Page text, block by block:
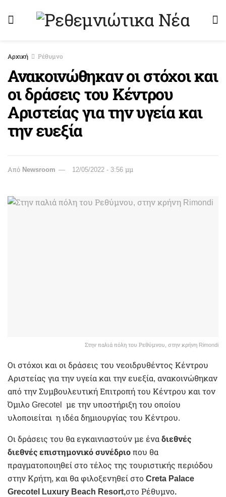
Αρχική Ρέθυμνο
Ανακοινώθηκαν οι στόχοι και
οι δράσεις του Κέντρου
Αριστείας για την υγεία και
την ευεξία
Από Newsroom 12/05/2022 - 3:56 μμ
Στην παλιά πόλη του Ρεθύμνου, στην κρήνη Rimondi
Οι στόχοι και οι δράσεις του νεοιδρυθέντος Κέντρου
Αριστείας για την υγεία και την ευεξία, ανακοινώθηκαν
από την Συμβουλευτική Επιτροπή του Κέντρου και τον
Όμιλο Grecotel με την υποστήριξη του οποίου
υλοποιείται η ιδέα δημιουργίας του Κέντρου.
Οι δράσεις του θα εγκαινιαστούν με ένα διεθνές
διεθνές επιστημονικό συνέδριο που θα
πραγματοποιηθεί στο τέλος της τουριστικής περιόδου
στην Κρήτη, και θα φιλοξενηθεί στο Creta Palace
Grecotel Luxury Beach Resort,στο Ρέθυμνο.